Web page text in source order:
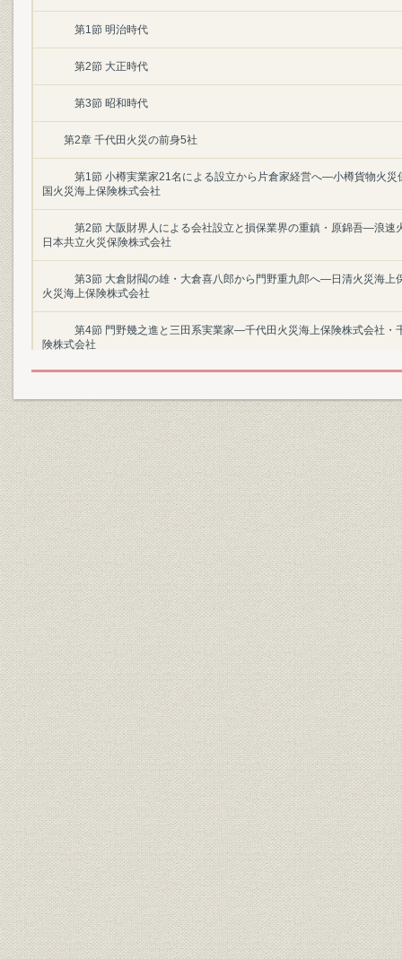
第1節 明治時代
第2節 大正時代
第3節 昭和時代
第2章 千代田火災の前身5社
第1節 小樽実業家21名による設立から片倉家経営へ―小樽貨物火災
国火災海上保険株式会社
第2節 大阪財界人による会社設立と損保業界の重鎮・原錦吾―浪速
日本共立火災保険株式会社
第3節 大倉財閥の雄・大倉喜八郎から門野重九郎へ―日清火災海上
火災海上保険株式会社
第4節 門野幾之進と三田系実業家―千代田火災海上保険株式会社・
険株式会社
Birds-Eye View(創立後の主な歩み)
テーマで見るデータマップ
第1章 苦難の船出の時代―新生会社の発足(昭和20年~33年/1945年
第1節 新生会社の内部的混乱
第2節 営業基盤の整備
第3節 新生会社の内部固め
第4節 損保業界の再整備
第2章 飛躍・飛翔の時代―近代経営に向けて(昭和34年~46年/1959年
第1節 近代経営のスタート
第2節 中京財界との提携
第3節 長期計画のスタート
第4節 代理店の育成と社員教育の推進
第5節 「自動車保険」を主軸に
第6節 「長期総合保険」の開発・販売
第7節 確たる経営基盤の構築に向けて